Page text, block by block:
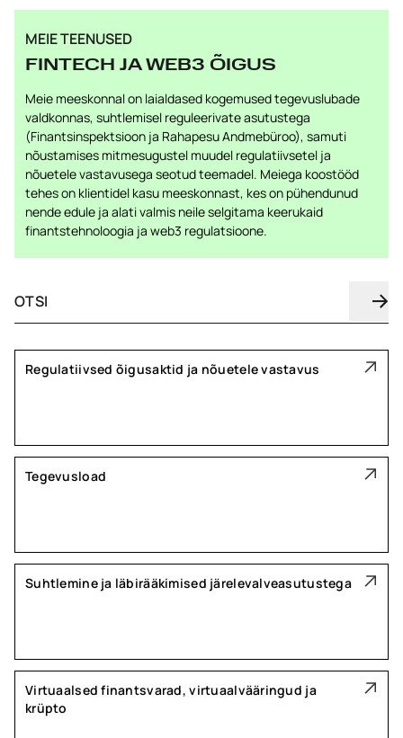
MEIE TEENUSED
FINTECH JA WEB3 ÕIGUS
Meie meeskonnal on laialdased kogemused tegevuslubade
valdkonnas, suhtlemisel reguleerivate asutustega
(Finantsinspektsioon ja Rahapesu Andmebüroo), samuti
nõustamises mitmesugustel muudel regulatiivsetel ja
nõuetele vastavusega seotud teemadel. Meiega koostööd
tehes on klientidel kasu meeskonnast, kes on pühendunud
nende edule ja alati valmis neile selgitama keerukaid
finantstehnoloogia ja web3 regulatsioone.
Regulatiivsed õigusaktid ja nõuetele vastavus
Tegevusload
Suhtlemine ja läbirääkimised järelevalveasutustega
Virtuaalsed finantsvarad, virtuaalvääringud ja
krüpto